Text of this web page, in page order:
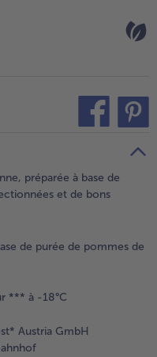
préparée à base de
et de bons
de purée de pommes de
*** à -18°C
Austria GmbH